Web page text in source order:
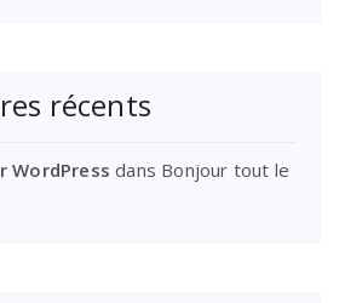
récents
WordPress dans Bonjour tout le